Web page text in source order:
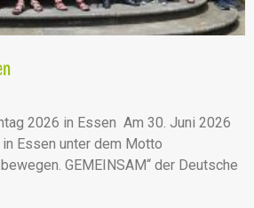
2026 in Essen Am 30. Juni 2026
Essen unter dem Motto
GEMEINSAM“ der Deutsche